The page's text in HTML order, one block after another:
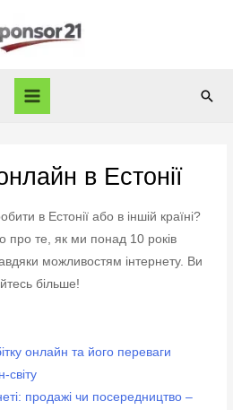
в Естонії
в Естонії або в іншій країні?
про те, як ми понад 10 років
можливостям інтернету. Ви
більше!
онлайн та його переваги
світу
продажі чи посередництво –